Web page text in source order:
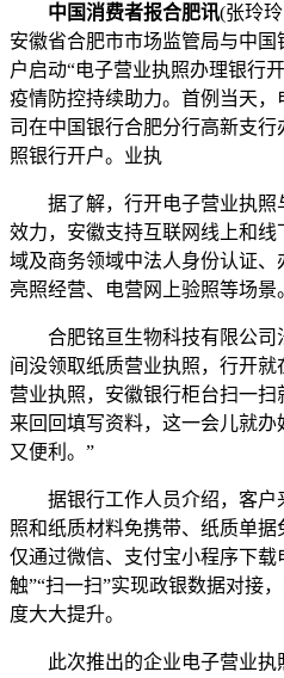
中国消费者报合肥讯(张玲
安徽省合肥市市场监管局与中
户启动“电子营业执照办理银行
疫情防控持续助力。首例当天
司在中国银行合肥分行高新支
照银行开户。业执
据了解，行开电子营业执照
效力，安徽支持互联网线上和线
域及商务领域中法人身份认证
亮照经营、电营网上验照等场景
合肥铭亘生物科技有限公司
间没领取纸质营业执照，行开
营业执照，安徽银行柜台扫一
来回回填写资料，这一会儿就
又便利。”
据银行工作人员介绍，客户
照和纸质材料免携带、纸质单
仅通过微信、支付宝小程序下
触”“扫一扫”实现政银数据对接
度大大提升。
此次推出的企业电子营业执